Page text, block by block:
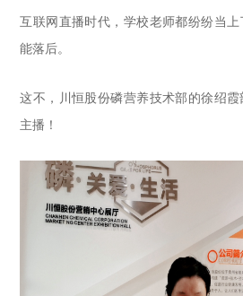
互联网直播时代，学校老师都纷纷当
能落后。
这不，川恒股份磷营养技术部的徐绍
主播！